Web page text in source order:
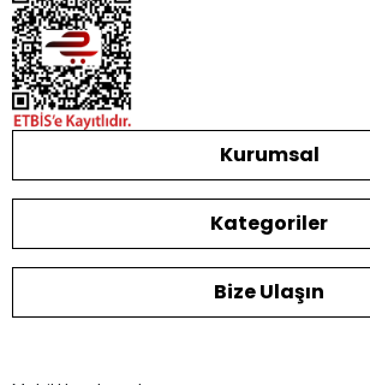
Kurumsal
Kategoriler
Bize Ulaşın